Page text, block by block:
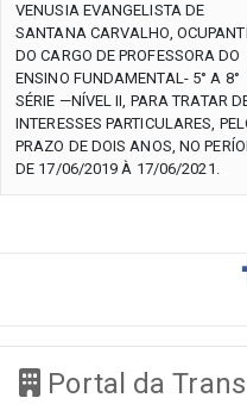
VENUSIA EVANGELISTA DE
SANTANA CARVALHO,
DO CARGO DE PROFESSORA DO
ENSINO FUNDAMENTAL- 5° A 8°
SÉRIE —NÍVEL II, PARA TRATAR
INTERESSES PARTICULARES,
PRAZO DE DOIS ANOS, NO
DE 17/06/2019 À 17/06/2021.
Portal da